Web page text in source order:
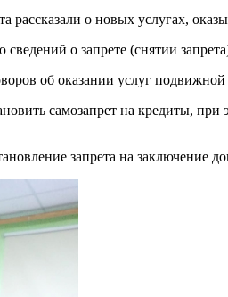
рассказали о новых услугах,
о запрете (снятии
об оказании услуг
самозапрет на кредиты,
запрета на заключение